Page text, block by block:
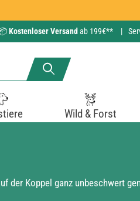
Kostenloser Versand ab 199€** |
Wild & Forst
der Koppel ganz unbeschwert